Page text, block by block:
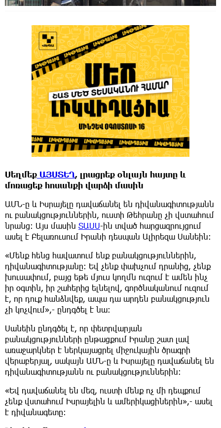
Սեղմեք ԱՅՍՏԵՂ, լրացրեք օնլայն հայտը և
մոռացեք հոսանքի վարձի մասին
ԱՄՆ-ը և Իսրայելը դավաճանել են դիվանագիտությանն
ու բանակցություններին, ուստի Թեհրանը չի վստահում
նրանց։ Այս մասին ՏԱՍՍ-ին տված հարցազրույցում
ասել է Բելառուսում Իրանի դեսպան Ալիրեզա Սանեին։
«Մենք հենց հավատում ենք բանակցություններին,
դիվանագիտությանը։ Եվ չենք փախչում դրանից, չենք
խուսափում, բայց եթե մյուս կողմն ուզում է ամեն ինչ
իր օգտին, իր շահերից ելնելով, գործնականում ուզում
է, որ դուք հանձնվեք, ապա դա արդեն բանակցություն
չի կոչվում»,- ընդգծել է նա։
Սանեին ընդգծել է, որ փետրվարյան
բանակցությունների ընթացքում Իրանը շատ լավ
առաջարկներ է ներկայացրել միջուկային ծրագրի
վերաբերյալ, սակայն ԱՄՆ-ը և Իսրայելը դավաճանել են
դիվանագիտությանն ու բանակցություններին։
«Եվ դավաճանել են մեզ, ուստի մենք ոչ մի դեպքում
չենք վստահում Իսրայելին և ամերիկացիներին»,- ասել
է դիվանագետը։